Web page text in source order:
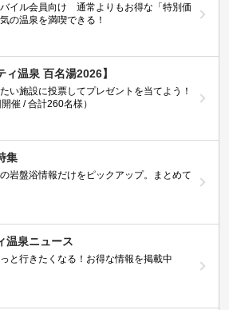
バイル会員向け 通常よりもお得な「特別価
の温泉を満喫できる！
ィ温泉 百名湯2026】
い施設に投票してプレゼントを当てよう！
開催 / 合計260名様）
集
岩盤浴情報だけをピックアップ。まとめて
温泉ニュース
と行きたくなる！お得な情報を掲載中